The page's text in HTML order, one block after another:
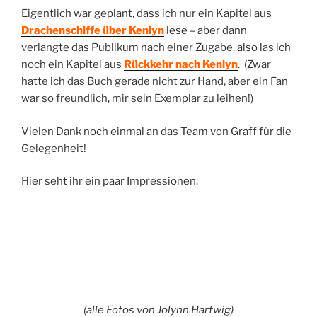
Eigentlich war geplant, dass ich nur ein Kapitel aus
Drachenschiffe über Kenlyn lese – aber dann
verlangte das Publikum nach einer Zugabe, also las ich
noch ein Kapitel aus Rückkehr nach Kenlyn. (Zwar
hatte ich das Buch gerade nicht zur Hand, aber ein Fan
war so freundlich, mir sein Exemplar zu leihen!)
Vielen Dank noch einmal an das Team von Graff für die
Gelegenheit!
Hier seht ihr ein paar Impressionen:
(alle Fotos von Jolynn Hartwig)